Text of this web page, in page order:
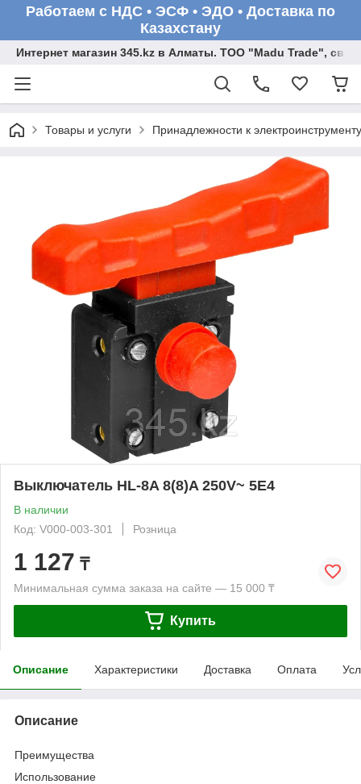
Работаем с НДС • ЭСФ • ЭДО • Доставка по
Казахстану
Интернет магазин 345.kz в Алматы. ТОО "Madu Trade",
Товары и услуги Принадлежности к электроинструменту
Выключатель HL-8A 8(8)A 250V~ 5E4
В наличии
Код: V000-003-301
Розница
1 127 ₸
Минимальная сумма заказа на сайте — 15 000 ₸
Купить
Описание Характеристики Доставка Оплата
Описание
Преимущества
Использование